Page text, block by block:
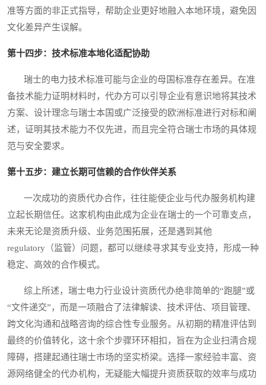
准等方面的非正式指导，帮助企业更好地融入本地环境，避免因
文化差异产生误解。
第十四步：技术标准本地化适配协助
瑞士的电力技术标准可能与企业的母国标准存在差异。在准
备技术能力证明材料时，代办方可以引导企业有意识地将其技术
方案、设计理念与瑞士本国或广泛接受的欧洲标准进行对标和阐
述，证明其技术能力不仅先进，而且完全符合瑞士市场的具体规
范与安全要求。
第十五步：建立长期可信赖的合作伙伴关系
一次成功的资质代办合作，往往能使企业与代办服务机构建
立起长期信任。这家机构由此成为企业在瑞士的一个可靠支点，
未来无论是资质升级、业务范围拓展，还是遇到其他
regulatory（监管）问题，都可以继续寻求其专业支持，形成一种
稳定、高效的合作模式。
综上所述，瑞士电力行业设计资质代办绝非简单的“跑腿”或
“文件递交”，而是一项融合了法律解读、技术评估、项目管理、
跨文化沟通和战略咨询的综合性专业服务。从初期的精准评估到
最终的价值转化，这十余个步骤环环相扣，旨在为企业扫清合规
障碍，搭建起通往瑞士市场的坚实桥梁。选择一家经验丰富、资
源网络健全的代办机构，无疑能大幅提升资质获取的效率与成功